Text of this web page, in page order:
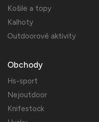
Košile a topy
Kalhoty
Outdoorové aktivity
Obchody
Hs-sport
Nejoutdoor
Knifestock